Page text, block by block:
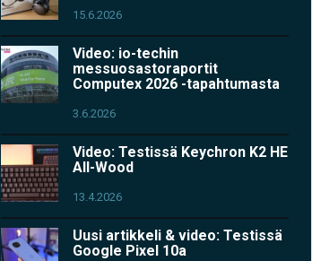
15.6.2026
Video: io-techin
messuosastoraportit
Computex 2026 -tapahtumasta
3.6.2026
Video: Testissä Keychron K2 HE
All-Wood
13.4.2026
Uusi artikkeli & video: Testissä
Google Pixel 10a